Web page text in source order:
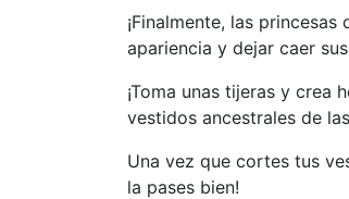
¡Finalmente, las
apariencia y dejar caer
¡Toma unas tijeras y crea
vestidos ancestrales de
Una vez que cortes tus
la pases bien!